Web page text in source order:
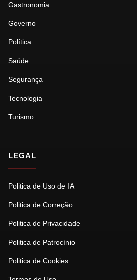
Gastronomia
Governo
Política
Saúde
Segurança
Tecnologia
Turismo
LEGAL
Politica de Uso de IA
Politica de Correção
Politica de Privacidade
Politica de Patrocínio
Politica de Cookies